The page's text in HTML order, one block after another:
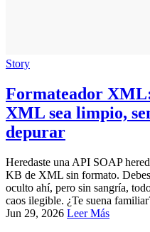
Story
Formateador
XML sea limpio,
depurar
Heredaste una API SOAP
KB de XML sin formato.
oculto ahí, pero sin sangría,
caos ilegible. ¿Te suena
Jun 29, 2026 Leer Más